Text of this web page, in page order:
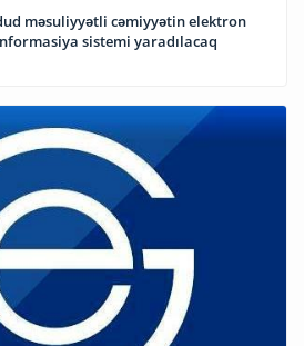
məsuliyyətli cəmiyyətin elektron
sistemi yaradılacaq